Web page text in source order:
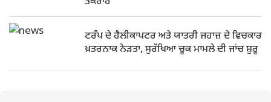
ਟਰੰਪ ਦੇ ਹੈਲੀਕਾਪਟਰ ਅਤੇ ਯਾਤਰੀ ਜਹਾਜ਼ ਦੇ ਵਿਚਕਾਰ
ਖ਼ਤਰਨਾਕ ਨੇੜਤਾ, ਸੁਰੱਖਿਆ ਚੂਕ ਮਾਮਲੇ ਦੀ ਜਾਂਚ ਸ਼ੁਰੂ